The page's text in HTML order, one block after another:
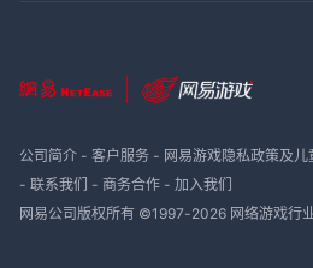
公司简介- 客户服务- 网易游戏隐私政策及
- 联系我们 - 商务合作- 加入我们
网易公司版权所有 ©1997-2026 网络游戏行